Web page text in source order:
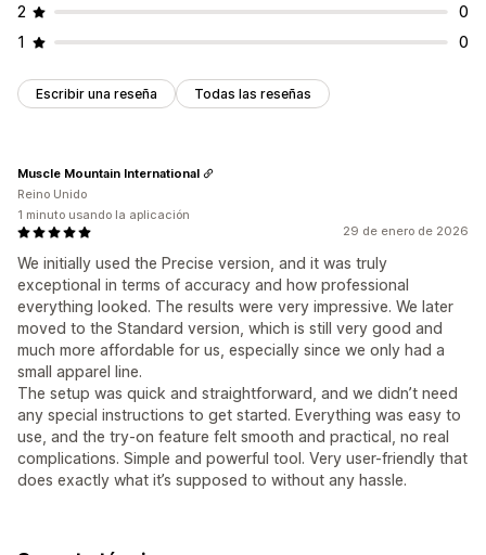
2
0
1
0
Escribir una reseña Todas las reseñas
29 de enero de 2026
We initially used the Precise version, and it was truly
exceptional in terms of accuracy and how professional
everything looked. The results were very impressive. We later
moved to the Standard version, which is still very good and
much more affordable for us, especially since we only had a
small apparel line.
The setup was quick and straightforward, and we didn’t need
any special instructions to get started. Everything was easy to
use, and the try-on feature felt smooth and practical, no real
complications. Simple and powerful tool. Very user-friendly that
does exactly what it’s supposed to without any hassle.
Muscle Mountain International
Reino Unido
1 minuto usando la aplicación